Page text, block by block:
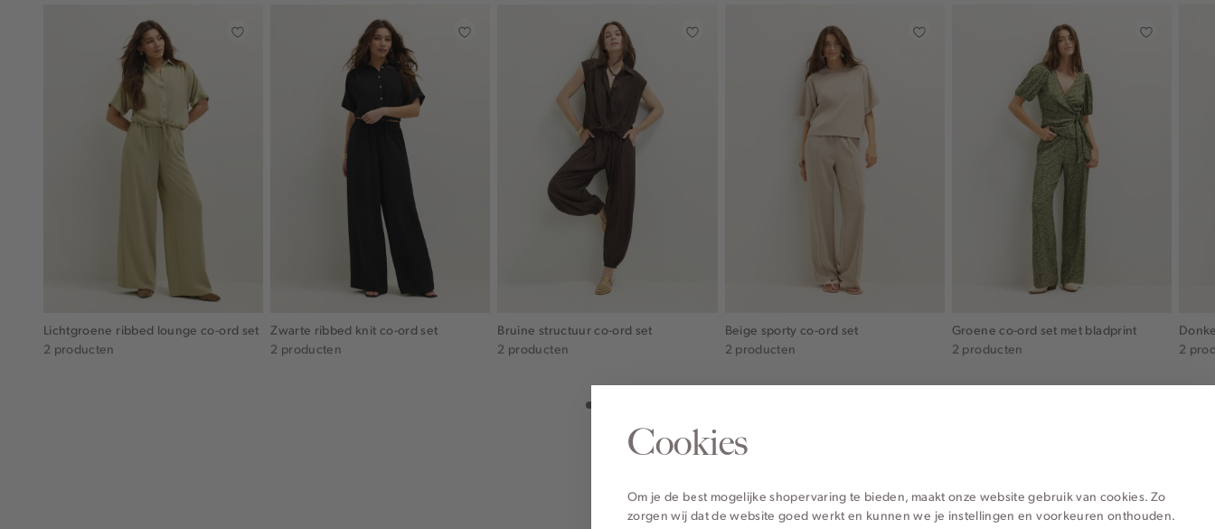
Lichtgroene ribbed lounge co-ord set
2 producten
Zwarte ribbed knit co-ord set
2 producten
Bruine structuur co-ord set
2 producten
Beige sporty co-ord set
2 producten
Groene co-ord set met bladprint
2 producten
2
Cookies
Om je de best mogelijke shopervaring te bieden, maakt onze website gebruik van cookies. Zo
zorgen wij dat de website goed werkt en kunnen we je instellingen en voorkeuren onthouden.